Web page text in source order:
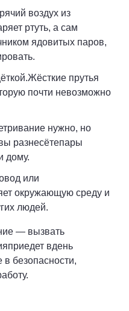
воздух из
ртуть, а сам
ядовитых паров,
прутья
почти невозможно
нужно, но
разнесётепары
дому.
или
окружающую среду и
людей.
— вызвать
вдень
безопасности,